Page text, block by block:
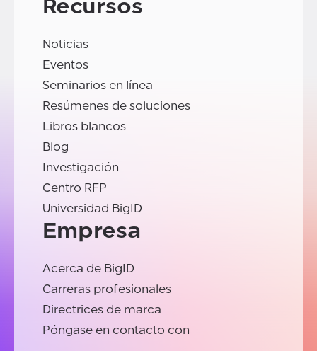
Recursos
Noticias
Eventos
Seminarios en línea
Resúmenes de soluciones
Libros blancos
Blog
Investigación
Centro RFP
Universidad BigID
Empresa
Acerca de BigID
Carreras profesionales
Directrices de marca
Póngase en contacto con